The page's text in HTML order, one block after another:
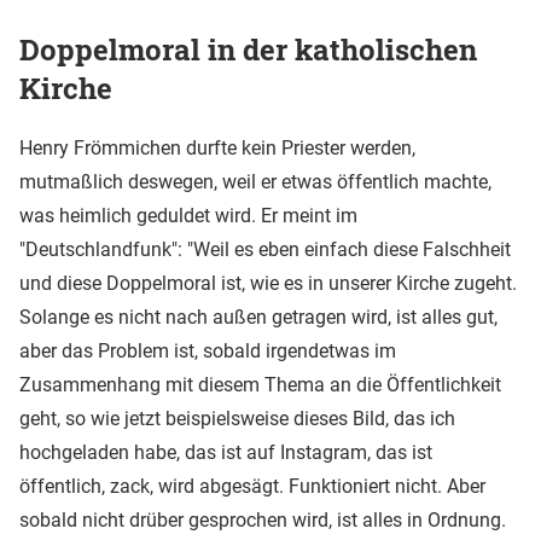
Doppelmoral in der katholischen
Kirche
Henry Frömmichen durfte kein Priester werden,
mutmaßlich deswegen, weil er etwas öffentlich machte,
was heimlich geduldet wird. Er meint im
"Deutschlandfunk": "Weil es eben einfach diese Falschheit
und diese Doppelmoral ist, wie es in unserer Kirche zugeht.
Solange es nicht nach außen getragen wird, ist alles gut,
aber das Problem ist, sobald irgendetwas im
Zusammenhang mit diesem Thema an die Öffentlichkeit
geht, so wie jetzt beispielsweise dieses Bild, das ich
hochgeladen habe, das ist auf Instagram, das ist
öffentlich, zack, wird abgesägt. Funktioniert nicht. Aber
sobald nicht drüber gesprochen wird, ist alles in Ordnung.